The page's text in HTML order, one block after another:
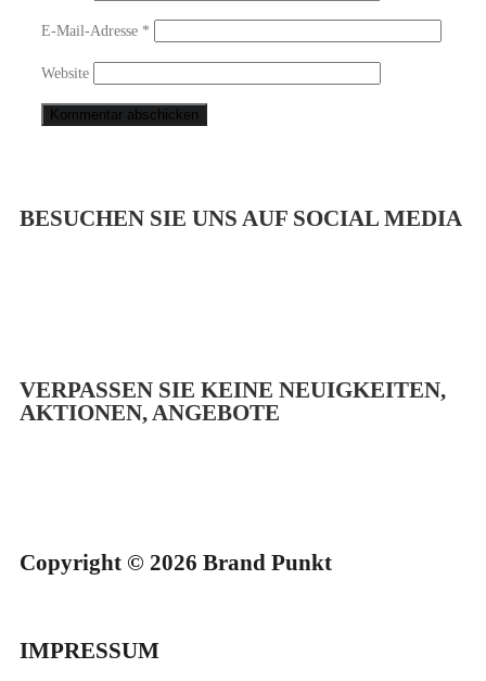
E-Mail-Adresse *
Website
BESUCHEN SIE UNS AUF SOCIAL MEDIA
VERPASSEN SIE KEINE NEUIGKEITEN,
AKTIONEN, ANGEBOTE
Copyright © 2026 Brand Punkt
IMPRESSUM